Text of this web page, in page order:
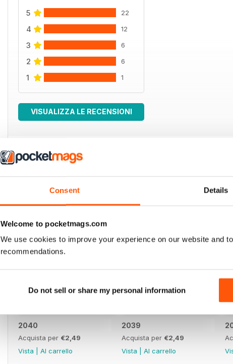
Consent Details
Welcome to pocketmags.com
We use cookies to improve your experience on our website and
recommendations.
Do not sell or share my personal information
5 22
4 12
3 6
2 6
1 1
VISUALIZZA LE RECENSIONI
2040
Acquista per €2,49
Vista
Al carrello
2039
Acquista per €2,49
Vista
Al carrello